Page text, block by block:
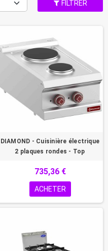
FILTRER
DIAMOND - Cuisinière électrique
2 plaques rondes - Top
735,36 €
ACHETER